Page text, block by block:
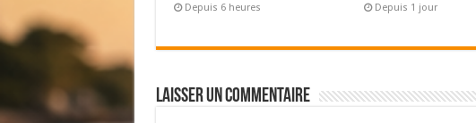
Depuis 6 heures Depuis 1 jour
Laisser un commentaire